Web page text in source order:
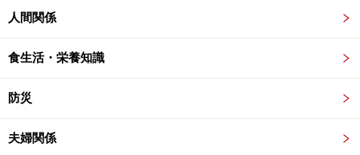
人間関係
食生活・栄養知識
防災
夫婦関係